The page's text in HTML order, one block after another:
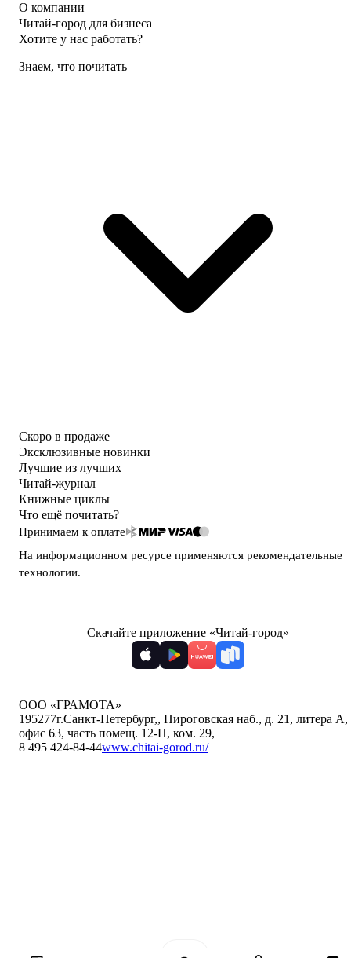
О компании
Читай-город для бизнеса
Хотите у нас работать?
Знаем, что почитать
Скоро в продаже
Эксклюзивные новинки
Лучшие из лучших
Читай-журнал
Книжные циклы
Что ещё почитать?
Принимаем к оплате
На информационном ресурсе применяются рекомендательные
технологии.
Скачайте приложение «Читай-город»
ООО «ГРАМОТА»
195277г.Санкт-Петербург,, Пироговская наб., д. 21, литера А,
офис 63, часть помещ. 12-Н, ком. 29,
8 495 424-84-44www.chitai-gorod.ru/